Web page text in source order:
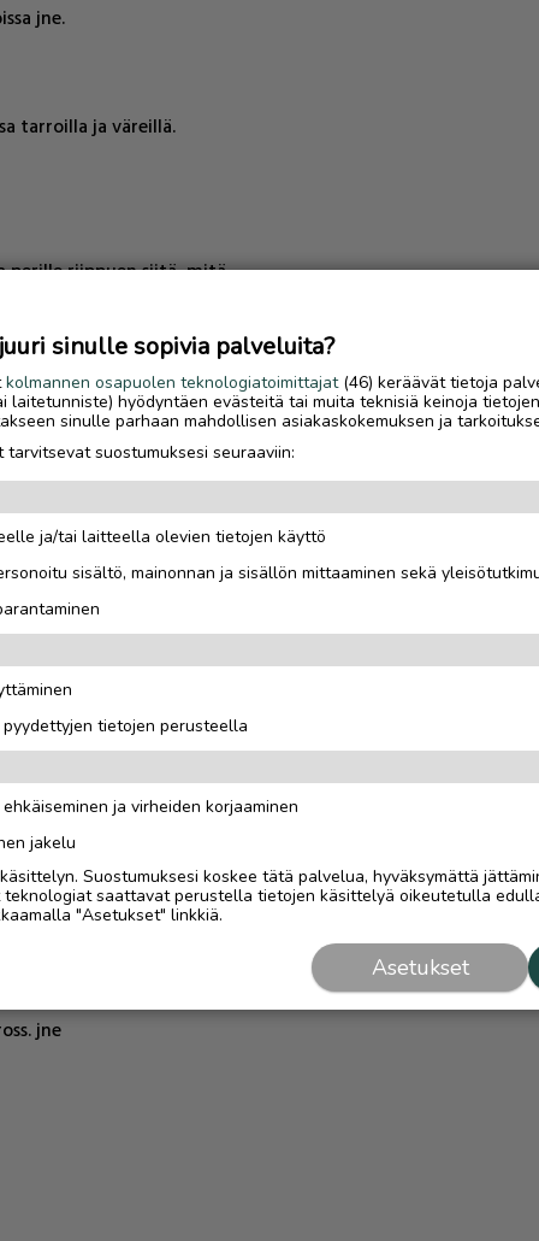
jne.
tarroilla ja väreillä.
perille riippuen siitä, mitä
kiinalainen mopo
jne rieju mrx smx rrx
kiinalaiset
jne Leimattomat
Bravo jne Uno 127
jne
sinulle sopivia palveluita?
kolmannen osapuolen teknologiatoimittajat(46) keräävät tietoja
laitetunniste) hyödyntäen evästeitä tai muita teknisiä keinoja
sinulle parhaan mahdollisen asiakaskokemuksen ja
suostumuksesi seuraaviin:
ja/tai laitteella olevien tietojen käyttö
sisältö, mainonnan ja sisällön mittaaminen sekä
tietojen perusteella
ja virheiden korjaaminen
jakelu
Suostumuksesi koskee tätä palvelua, hyväksymättä
teknologiat saattavat perustella tietojen käsittelyä oikeutetulla
"Asetukset" linkkiä.
Asetukset